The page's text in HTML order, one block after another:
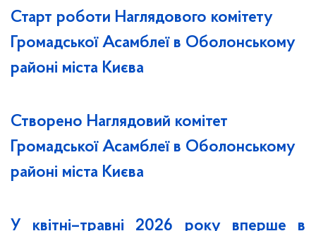
Старт роботи Наглядового комітету
Громадської Асамблеї в Оболонському
районі міста Києва
Створено Наглядовий комітет
Громадської Асамблеї в Оболонському
районі міста Києва
У квітні–травні 2026 року вперше в